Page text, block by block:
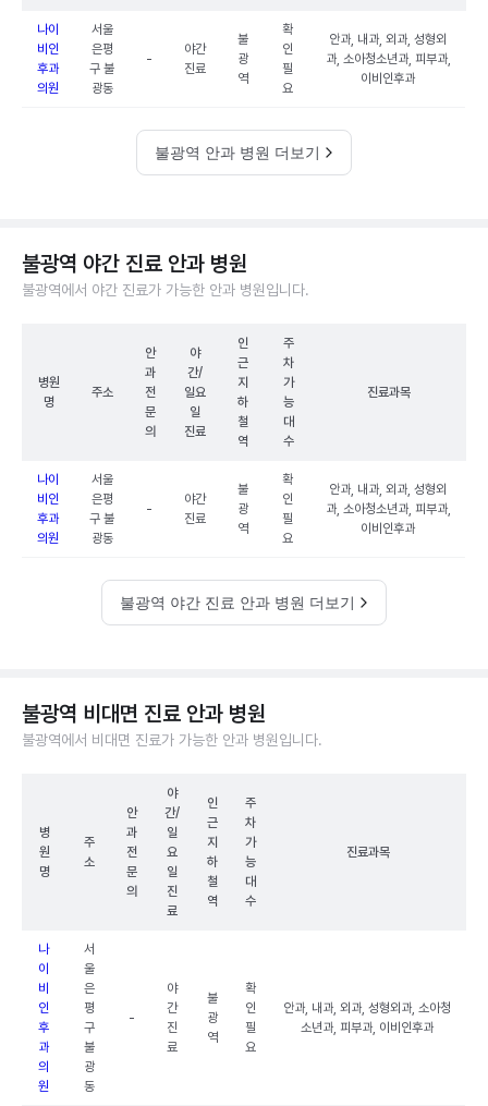
나이
비인
후과
의원
서울
은평
구 불
광동
-
야간
진료
불
광
역
확
인
필
요
안과, 내과, 외과, 성형외
과, 소아청소년과, 피부과,
이비인후과
불광역 안과 병원 더보기
불광역 야간 진료 안과 병원
불광역에서 야간 진료가 가능한 안과 병원입니다.
병원
명
주소
안
과
전
문
의
야
간/
일요
일
진료
인
근
지
하
철
역
주
차
가
능
대
수
진료과목
나이
비인
후과
의원
서울
은평
구 불
광동
-
야간
진료
불
광
역
확
인
필
요
안과, 내과, 외과, 성형외
과, 소아청소년과, 피부과,
이비인후과
불광역 야간 진료 안과 병원 더보기
불광역 비대면 진료 안과 병원
불광역에서 비대면 진료가 가능한 안과 병원입니다.
병
원
명
주
소
안
과
전
문
의
야
간/
일
요
일
진
료
인
근
지
하
철
역
주
차
가
능
대
수
진료과목
나
이
비
인
후
과
의
원
서
울
은
평
구
불
광
동
-
야
간
진
료
불
광
역
확
인
필
요
안과, 내과, 외과, 성형외과, 소아청
소년과, 피부과, 이비인후과